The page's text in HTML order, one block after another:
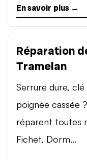
En savoir plus →
Réparation
Tramelan
Serrure dure,
poignée cassée
réparent toutes
Fichet, Dorm...